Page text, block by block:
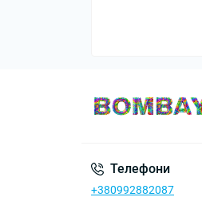
Телефони
+380992882087